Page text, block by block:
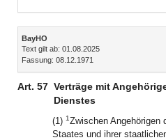
Inhalt
BayHO
Text gilt ab: 01.08.2025
Fassung: 08.12.1971
Art. 57 Verträge mit
Dienstes
(1) 1Zwischen Angehörigen
Staates und ihrer